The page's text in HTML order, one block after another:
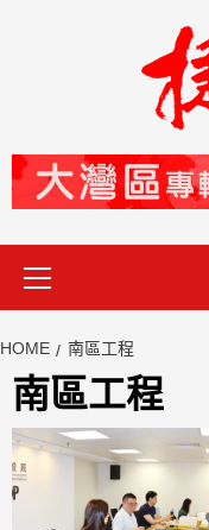
HOME 南區工程
南區工程